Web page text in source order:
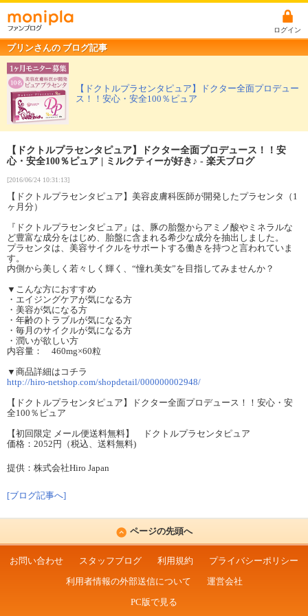
ログイン
プリンさんの ブログ記事
【ドクトルプラセンタピュア】ドクター全面プロデュー
ス！！安心・安全100％ピュア
【ドクトルプラセンタピュア】ドクター全面プロデュース！！安
心・安全100％ピュア | ミルクティーが好き♪ - 楽天ブログ
[2016/06/24 10:31:13]
【ドクトルプラセンタピュア】美容皮膚科医師が開発したプラセンタ（1
ヶ月分）
『ドクトルプラセンタピュア』は、豚の胎盤からアミノ酸やミネラルな
ど豊富な成分をはじめ、胎盤に含まれる希少な成分を抽出しました。
プラセンタは、美容サイクルをサポートする働きを持つと言われていま
す。
内側から美しく若々しく輝く、“憧れ美女”を目指してみませんか？
▼こんな方におすすめ
・エイジングケアが気になる方
・美容が気になる方
・年齢のトラブルが気になる方
・毎月のサイクルが気になる方
・潤いが欲しい方
内容量： 460mg×60粒
▼商品詳細はコチラ
http://hiro-netshop.com/shopdetail/000000002948/
【ドクトルプラセンタピュア】ドクター全面プロデュース！！安心・安
全100％ピュア
【初回限定 メール便送料無料】 ドクトルプラセンタピュア
価格：2052円（税込、送料無料)
提供：株式会社Hiro Japan
[ブログ記事へ]
ページの先頭へ
お問い合わせ スタッフブログ 利用規約
プライバシーポリシー
利用者情報の外部送信について
運営会社
PC版で見る